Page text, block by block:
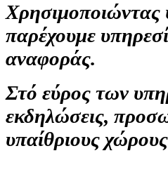
Χρησιμοποιώντας
παρέχουμε
αναφοράς.
Στό εύρος των
εκδηλώσεις,
υπαίθριους